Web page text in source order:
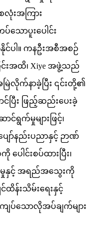
းအကြား
ောပူးပေါင်း
င်ပါ။ ကနဦးအစီအစဉ်
င်းအထိ၊ Xiye အဖွဲ့သည်
လိုက်နာခဲ့ပြီး ၎င်းတို့၏
ပြီး ဖြည့်ဆည်းပေးခဲ့
ရွက်မှုများဖြင့်၊
ာ်နည်းပညာနှင့် ဉာဏ်
ါင်းစပ်ထားပြီး၊
မှုနှင့် အရည်အသွေးကို
ထိန်းသိမ်းရေးနှင့်
ျပ်သောလိုအပ်ချက်များ